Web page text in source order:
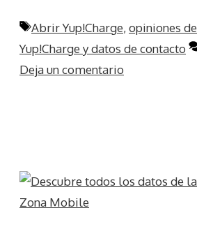
Etiquetas
Abrir Yup!Charge, opiniones de
Yup!Charge y datos de contacto
Deja un comentario